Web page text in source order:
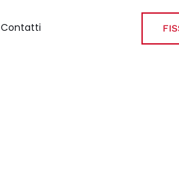
Contatti